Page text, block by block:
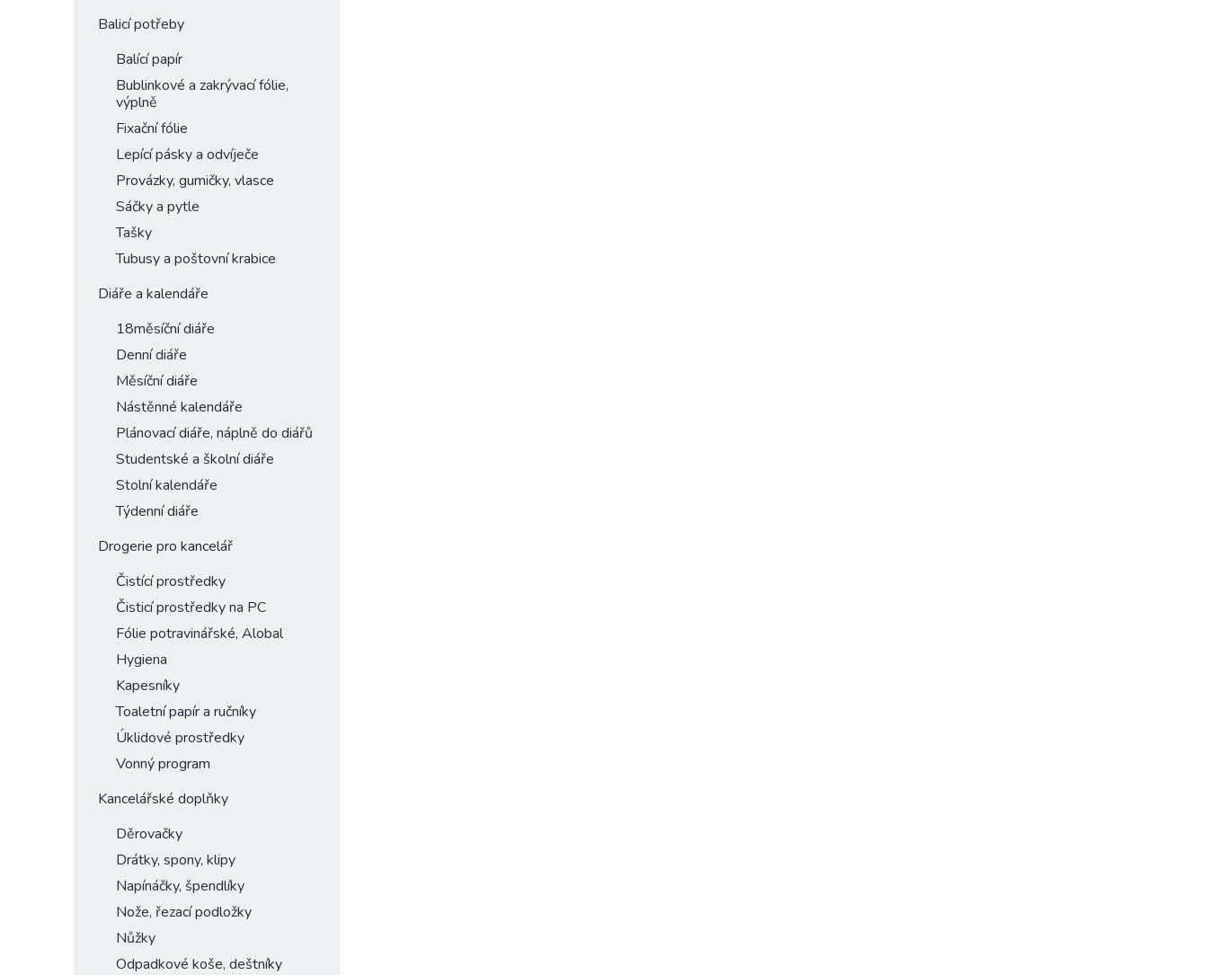
Balicí potřeby
Balící papír
Bublinkové a zakrývací fólie,
výplně
Fixační fólie
Lepící pásky a odvíječe
Provázky, gumičky, vlasce
Sáčky a pytle
Tašky
Tubusy a poštovní krabice
Diáře a kalendáře
18měsíční diáře
Denní diáře
Měsíční diáře
Nástěnné kalendáře
Plánovací diáře, náplně do diářů
Studentské a školní diáře
Stolní kalendáře
Týdenní diáře
Drogerie pro kancelář
Čistící prostředky
Čisticí prostředky na PC
Fólie potravinářské, Alobal
Hygiena
Kapesníky
Toaletní papír a ručníky
Úklidové prostředky
Vonný program
Kancelářské doplňky
Děrovačky
Drátky, spony, klipy
Napínáčky, špendlíky
Nože, řezací podložky
Nůžky
Odpadkové koše, deštníky